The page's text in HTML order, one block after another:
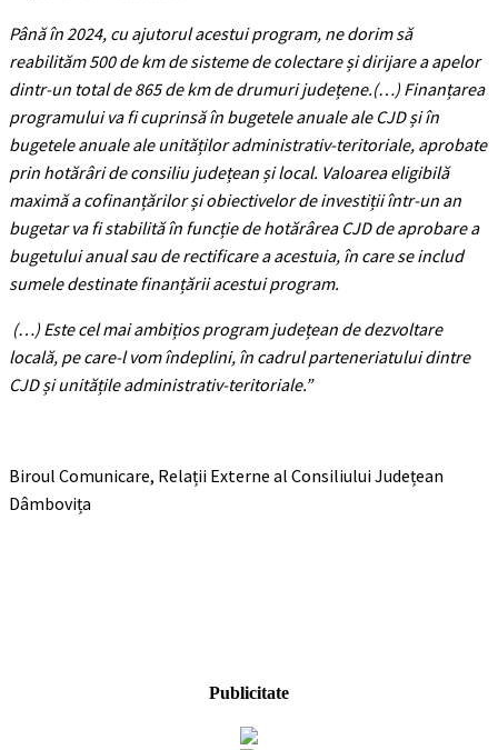
Până în 2024, cu ajutorul acestui program, ne dorim să
reabilităm 500 de km de sisteme de colectare și dirijare a apelor
dintr-un total de 865 de km de drumuri județene.(…) Finanțarea
programului va fi cuprinsă în bugetele anuale ale CJD și în
bugetele anuale ale unităților administrativ-teritoriale, aprobate
prin hotărâri de consiliu județean și local. Valoarea eligibilă
maximă a cofinanțărilor și obiectivelor de investiții într-un an
bugetar va fi stabilită în funcție de hotărârea CJD de aprobare a
bugetului anual sau de rectificare a acestuia, în care se includ
sumele destinate finanțării acestui program.
(…) Este cel mai ambițios program județean de dezvoltare
locală, pe care-l vom îndeplini, în cadrul parteneriatului dintre
CJD și unitățile administrativ-teritoriale.”
Biroul Comunicare, Relații Externe al Consiliului Județean
Dâmbovița
Publicitate